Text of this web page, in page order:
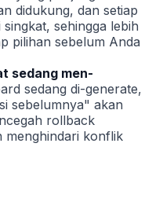
didukung, dan setiap
sehingga lebih
pilihan sebelum Anda
sedang men-
sedang di-generate,
sebelumnya" akan
rollback
menghindari konflik